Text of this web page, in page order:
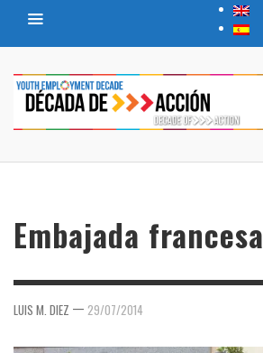
Embajada francesa
LUIS M. DIEZ — 29/07/2014